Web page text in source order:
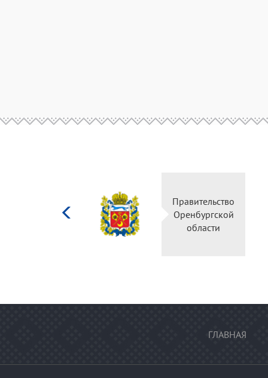
Правительство
Оренбургской
области
ГЛАВНАЯ